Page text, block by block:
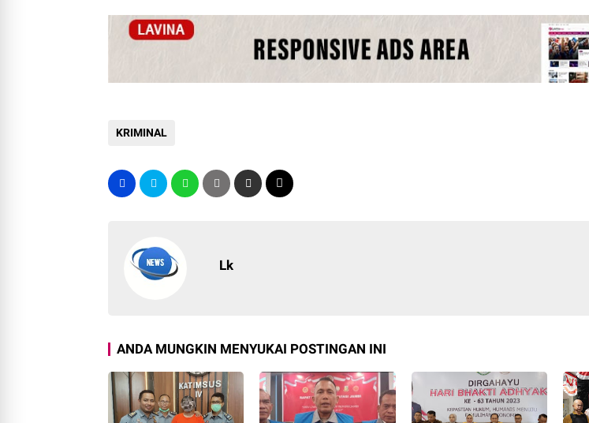
KRIMINAL
Lk
ANDA MUNGKIN MENYUKAI POSTINGAN INI